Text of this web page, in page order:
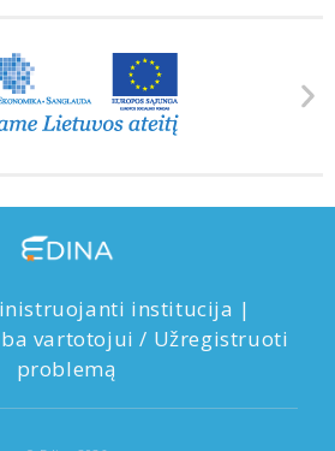
institucija |
vartotojui / Užregistruoti
problemą